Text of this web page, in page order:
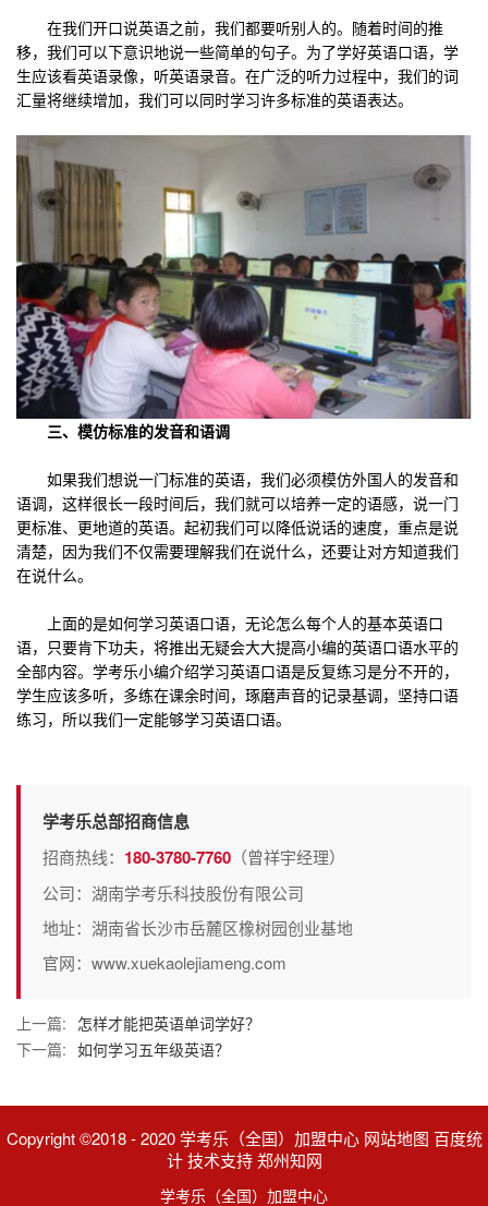
在我们开口说英语之前，我们都要听别人的。随着时间的推
移，我们可以下意识地说一些简单的句子。为了学好英语口语，学
生应该看英语录像，听英语录音。在广泛的听力过程中，我们的词
汇量将继续增加，我们可以同时学习许多标准的英语表达。
三、模仿标准的发音和语调
如果我们想说一门标准的英语，我们必须模仿外国人的发音和
语调，这样很长一段时间后，我们就可以培养一定的语感，说一门
更标准、更地道的英语。起初我们可以降低说话的速度，重点是说
清楚，因为我们不仅需要理解我们在说什么，还要让对方知道我们
在说什么。
上面的是如何学习英语口语，无论怎么每个人的基本英语口
语，只要肯下功夫，将推出无疑会大大提高小编的英语口语水平的
全部内容。学考乐小编介绍学习英语口语是反复练习是分不开的，
学生应该多听，多练在课余时间，琢磨声音的记录基调，坚持口语
练习，所以我们一定能够学习英语口语。
学考乐总部招商信息
招商热线： 180-3780-7760 （曾祥宇经理）
公司：湖南学考乐科技股份有限公司
地址：湖南省长沙市岳麓区橡树园创业基地
官网：www.xuekaolejiameng.com
上一篇: 怎样才能把英语单词学好？
下一篇: 如何学习五年级英语？
Copyright ©2018 - 2020 学考乐（全国）加盟中心 网站地图 百度统
计 技术支持 郑州知网
学考乐（全国）加盟中心